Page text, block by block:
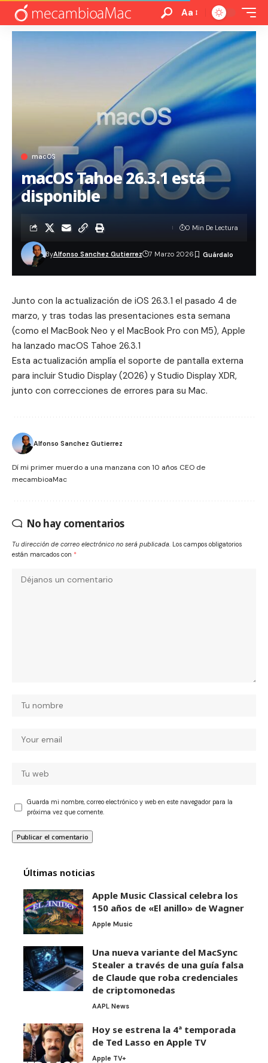
Aa
macOS
macOS Tahoe 26.3.1 está
disponible
ByAlfonso Sanchez Gutierrez 7 Marzo 2026
0 Min De Lectura
Junto con la actualización de iOS 26.3.1 el pasado 4 de
marzo, y tras todas las presentaciones esta semana
(como el MacBook Neo y el MacBook Pro con M5), Apple
ha lanzado macOS Tahoe 26.3.1
Esta actualización amplía el soporte de pantalla externa
para incluir Studio Display (2026) y Studio Display XDR,
junto con correcciones de errores para su Mac.
Alfonso Sanchez Gutierrez
Dí mi primer muerdo a una manzana con 10 años CEO de
mecambioaMac
No hay comentarios
Tu dirección de correo electrónico no será publicada. Los campos obligatorios
están marcados con *
Guarda mi nombre, correo electrónico y web en este navegador para la
próxima vez que comente.
Últimas noticias
Apple Music Classical celebra los
150 años de «El anillo» de Wagner
Apple Music
Una nueva variante del MacSync
Stealer a través de una guía falsa
de Claude que roba credenciales
de criptomonedas
AAPL News
Hoy se estrena la 4ª temporada
de Ted Lasso en Apple TV
Apple TV+